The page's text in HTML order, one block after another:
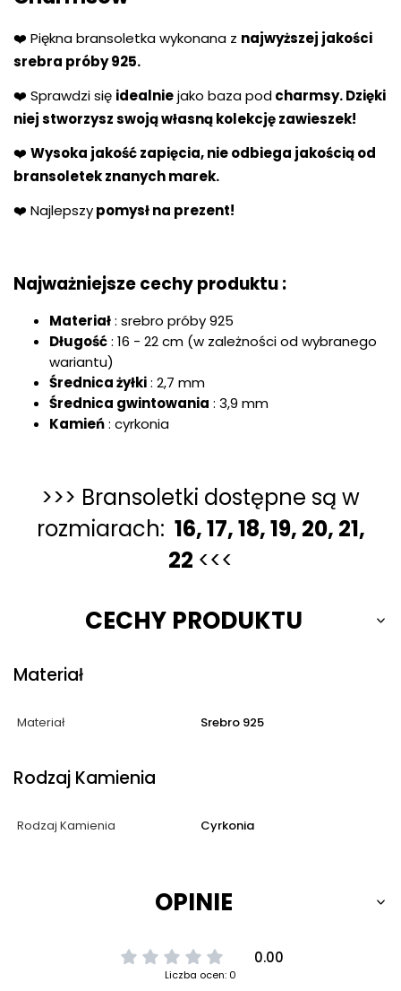
❤️ Piękna bransoletka wykonana z najwyższej jakości
srebra próby 925.
❤️ Sprawdzi się idealniejako baza podcharmsy. Dzięki
niej stworzysz swoją własną kolekcję zawieszek!
❤️ Wysoka jakość zapięcia, nie odbiega jakością od
bransoletek znanych marek.
❤️ Najlepszypomysł na prezent!
Najważniejsze cechy produktu :
Materiał: srebro próby 925
Długość: 16 - 22 cm (w zależności od wybranego
wariantu)
Średnica żyłki: 2,7 mm
Średnica gwintowania : 3,9 mm
Kamień: cyrkonia
>>> Bransoletki dostępne są w
rozmiarach: 16, 17, 18, 19, 20, 21,
22 <<<
CECHY PRODUKTU
Materiał
Materiał Srebro 925
Rodzaj Kamienia
Rodzaj Kamienia Cyrkonia
OPINIE
0.00
Liczba ocen: 0